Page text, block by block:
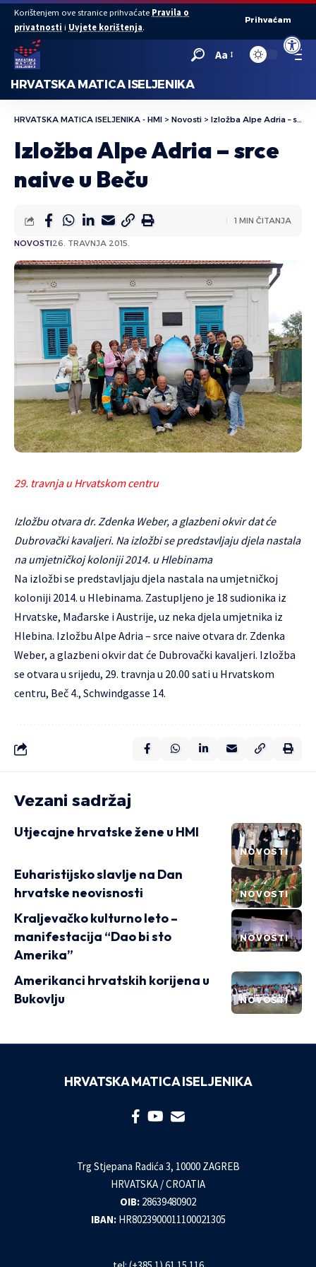
Open
Korištenjem ove stranice prihvaćate Pravila o
privatnosti i Uvjete korištenja.
Prihvaćam
Aa
HRVATSKA MATICA ISELJENIKA
HRVATSKA MATICA ISELJENIKA - HMI > Novosti > Izložba Alpe Adria – srce naive u Beču
Izložba Alpe Adria – srce
naive u Beču
NOVOSTI26. TRAVNJA 2015.
1 MIN ČITANJA
29. travnja u Hrvatskom centru
Izložbu otvara dr. Zdenka Weber, a glazbeni okvir dat će
Dubrovački kavaljeri. Na izložbi se predstavljaju djela nastala
na umjetničkoj koloniji 2014. u Hlebinama
Na izložbi se predstavljaju djela nastala na umjetničkoj
koloniji 2014. u Hlebinama. Zastupljeno je 18 sudionika iz
Hrvatske, Mađarske i Austrije, uz neka djela umjetnika iz
Hlebina. Izložbu Alpe Adria – srce naive otvara dr. Zdenka
Weber, a glazbeni okvir dat će Dubrovački kavaljeri. Izložba
se otvara u srijedu, 29. travnja u 20.00 sati u Hrvatskom
centru, Beč 4., Schwindgasse 14.
Vezani sadržaj
NOVOSTI
Utjecajne hrvatske žene u HMI
NOVOSTI
Euharistijsko slavlje na Dan
hrvatske neovisnosti
NOVOSTI
Kraljevačko kulturno leto –
manifestacija “Dao bi sto
Amerika”
NOVOSTI
Amerikanci hrvatskih korijena u
Bukovlju
HRVATSKA MATICA ISELJENIKA
Trg Stjepana Radića 3, 10000 ZAGREB
HRVATSKA / CROATIA
OIB: 28639480902
IBAN: HR8023900011100021305